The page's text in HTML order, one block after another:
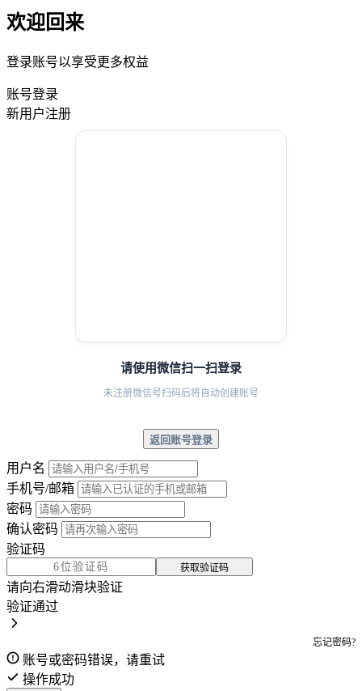
欢迎回来
登录账号以享受更多权益
账号登录
新用户注册
请使用微信扫一扫登录
未注册微信号扫码后将自动创建账号
返回账号登录
用户名
手机号/邮箱
密码
确认密码
验证码
获取验证码
请向右滑动滑块验证
验证通过
忘记密码?
账号或密码错误，请重试
操作成功